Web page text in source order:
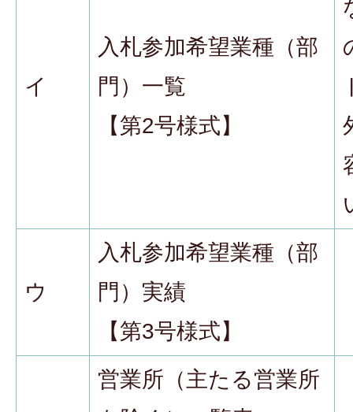
イ
入札参加希望業種（部
門）一覧
【第2号様式】
ウ
入札参加希望業種（部
門）実績
【第3号様式】
営業所（主たる営業所